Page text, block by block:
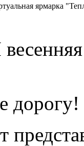
ярмарка
дорогу!